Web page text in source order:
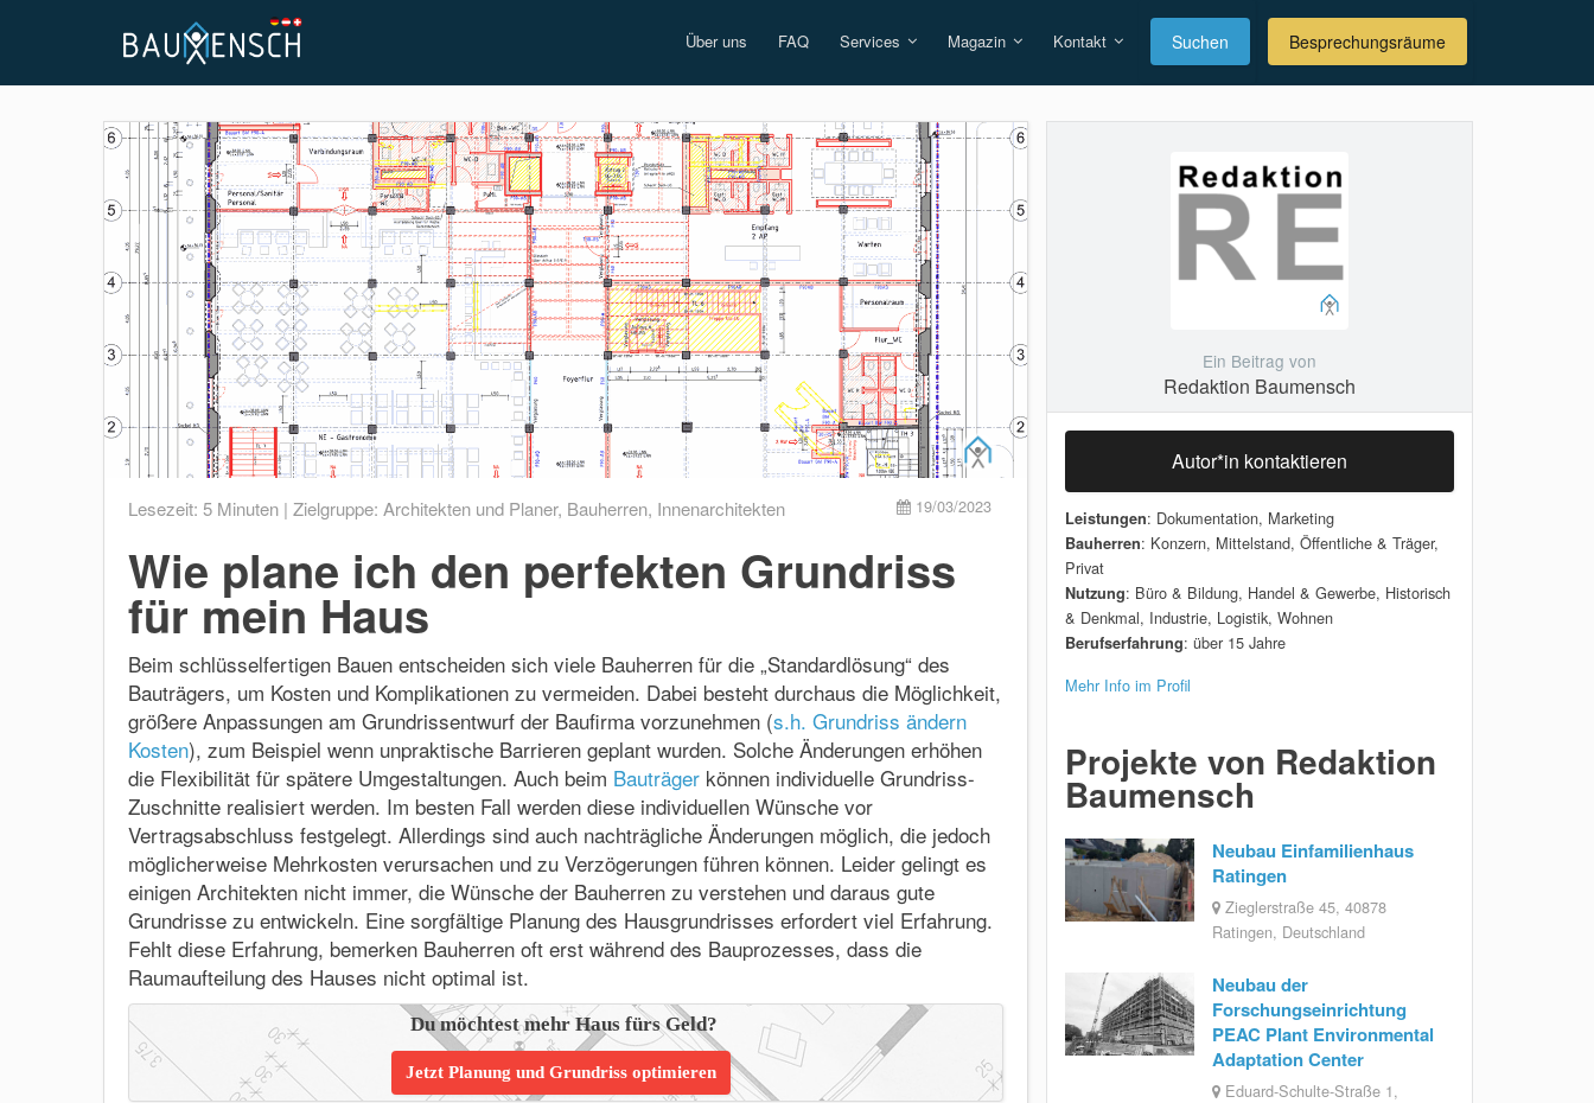
Über uns FAQ Services Magazin Kontakt Suchen Besprechungsräume
Lesezeit: 5 Minuten | Zielgruppe: Architekten und Planer, Bauherren, Innenarchitekten 19/03/2023
Wie plane ich den perfekten Grundriss
für mein Haus
Beim schlüsselfertigen Bauen entscheiden sich viele Bauherren für die „Standardlösung“ des
Bauträgers, um Kosten und Komplikationen zu vermeiden. Dabei besteht durchaus die Möglichkeit,
größere Anpassungen am Grundrissentwurf der Baufirma vorzunehmen (s.h. Grundriss ändern
Kosten), zum Beispiel wenn unpraktische Barrieren geplant wurden. Solche Änderungen erhöhen
die Flexibilität für spätere Umgestaltungen. Auch beim Bauträger können individuelle Grundriss-
Zuschnitte realisiert werden. Im besten Fall werden diese individuellen Wünsche vor
Vertragsabschluss festgelegt. Allerdings sind auch nachträgliche Änderungen möglich, die jedoch
möglicherweise Mehrkosten verursachen und zu Verzögerungen führen können. Leider gelingt es
einigen Architekten nicht immer, die Wünsche der Bauherren zu verstehen und daraus gute
Grundrisse zu entwickeln. Eine sorgfältige Planung des Hausgrundrisses erfordert viel Erfahrung.
Fehlt diese Erfahrung, bemerken Bauherren oft erst während des Bauprozesses, dass die
Raumaufteilung des Hauses nicht optimal ist.
Du möchtest mehr Haus fürs Geld?
Jetzt Planung und Grundriss optimieren
Ein Beitrag von
Redaktion Baumensch
Autor*in kontaktieren
Leistungen: Dokumentation, Marketing
Bauherren: Konzern, Mittelstand, Öffentliche & Träger,
Privat
Nutzung: Büro & Bildung, Handel & Gewerbe, Historisch
& Denkmal, Industrie, Logistik, Wohnen
Berufserfahrung: über 15 Jahre
Mehr Info im Profil
Projekte von Redaktion
Baumensch
Neubau Einfamilienhaus
Ratingen
Zieglerstraße 45, 40878
Ratingen, Deutschland
Neubau der
Forschungseinrichtung
PEAC Plant Environmental
Adaptation Center
Eduard-Schulte-Straße 1,